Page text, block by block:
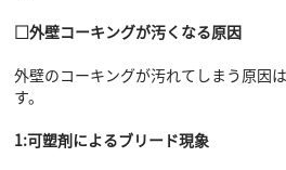
□外壁コーキングが汚くなる原因
外壁のコーキングが汚れてしまう原因
す。
1:可塑剤によるブリード現象